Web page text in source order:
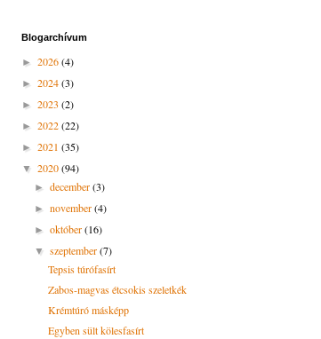
Blogarchívum
► 2026(4)
► 2024(3)
► 2023 (2)
► 2022(22)
► 2021 (35)
▼ 2020(94)
►december(3)
►november(4)
►október(16)
▼szeptember(7)
Tepsis túrófasírt
Zabos-magvas étcsokis szeletkék
Krémtúró másképp
Egyben sült kölesfasírt